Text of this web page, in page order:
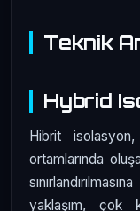
Teknik
Hybrid
Hibrit
ortamlarında
yaklaşım, çok